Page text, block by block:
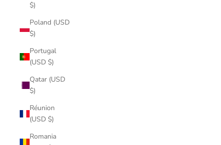
$)
Poland (USD
$)
Portugal
(USD $)
Qatar (USD
$)
Réunion
(USD $)
Romania